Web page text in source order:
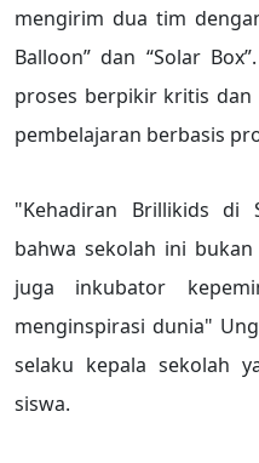
mengirim dua tim
Balloon” dan “Solar
proses berpikir kritis dan
pembelajaran berbasis
"Kehadiran Brillikids di
bahwa sekolah ini
juga inkubator
menginspirasi dunia"
selaku kepala sekolah
siswa.